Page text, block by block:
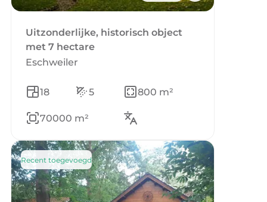
Uitzonderlijke, historisch object
met 7 hectare
Eschweiler
18 5 800 m²
70000 m²
Recent toegevoegd